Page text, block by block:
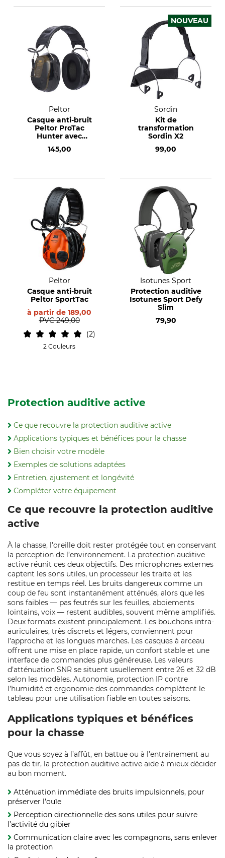
Peltor
Casque anti-bruit
Peltor ProTac
Hunter avec
145,00
NOUVEAU
Sordin
Kit de
transformation
Sordin X2
99,00
Peltor
Casque anti-bruit
Peltor SportTac
à partir de 189,00
PVC 249,00
2
2 Couleurs
Isotunes Sport
Protection auditive
Isotunes Sport Defy
Slim
79,90
Protection auditive active
Ce que recouvre la protection auditive active
Applications typiques et bénéfices pour la chasse
Bien choisir votre modèle
Exemples de solutions adaptées
Entretien, ajustement et longévité
Compléter votre équipement
Ce que recouvre la protection auditive
active
À la chasse, l’oreille doit rester protégée tout en conservant
la perception de l’environnement. La protection auditive
active réunit ces deux objectifs. Des microphones externes
captent les sons utiles, un processeur les traite et les
restitue en temps réel. Les bruits dangereux comme un
coup de feu sont instantanément atténués, alors que les
sons faibles — pas feutrés sur les feuilles, aboiements
lointains, voix — restent audibles, souvent même amplifiés.
Deux formats existent principalement. Les bouchons intra-
auriculaires, très discrets et légers, conviennent pour
l’approche et les longues marches. Les casques à arceau
offrent une mise en place rapide, un confort stable et une
interface de commandes plus généreuse. Les valeurs
d’atténuation SNR se situent usuellement entre 26 et 32 dB
selon les modèles. Autonomie, protection IP contre
l’humidité et ergonomie des commandes complètent le
tableau pour une utilisation fiable en toutes saisons.
Applications typiques et bénéfices
pour la chasse
Que vous soyez à l’affût, en battue ou à l’entraînement au
pas de tir, la protection auditive active aide à mieux décider
au bon moment.
Atténuation immédiate des bruits impulsionnels, pour
préserver l’ouïe
Perception directionnelle des sons utiles pour suivre
l’activité du gibier
Communication claire avec les compagnons, sans enlever
la protection